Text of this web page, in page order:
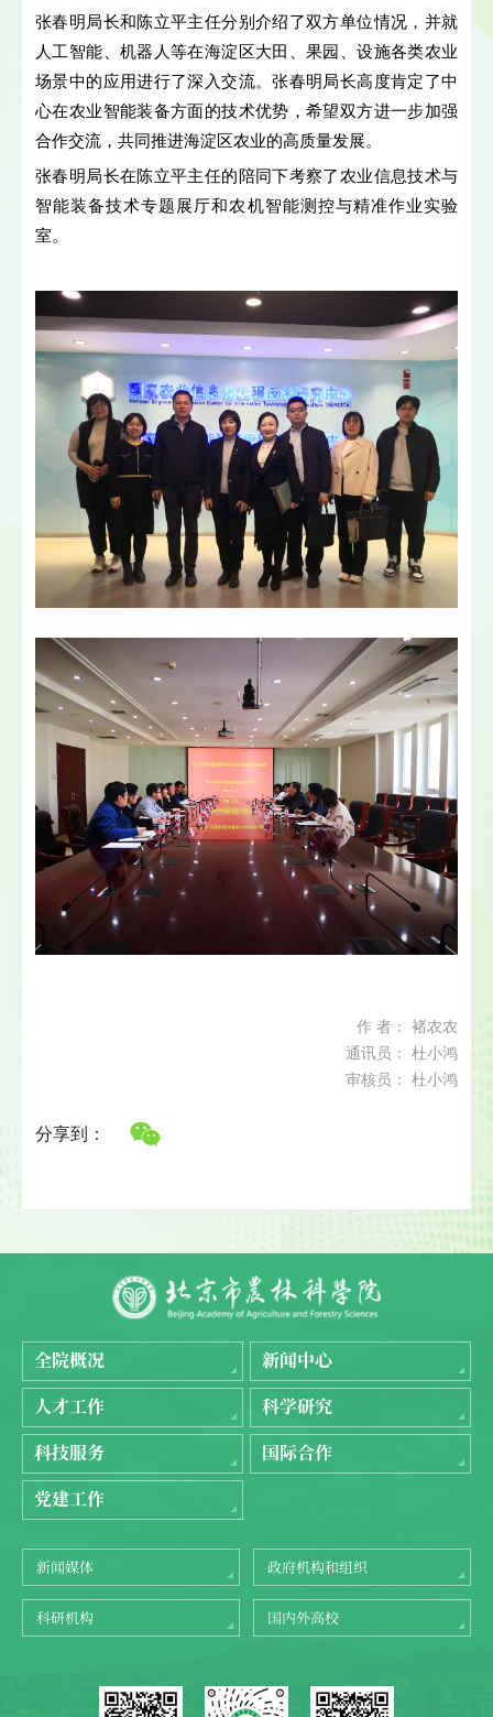
张春明局长和陈立平主任分别介绍了双方单位情况，并就
人工智能、机器人等在海淀区大田、果园、设施各类农业
场景中的应用进行了深入交流。张春明局长高度肯定了中
心在农业智能装备方面的技术优势，希望双方进一步加强
合作交流，共同推进海淀区农业的高质量发展。
张春明局长在陈立平主任的陪同下考察了农业信息技术与
智能装备技术专题展厅和农机智能测控与精准作业实验
室。
作 者： 褚农农
通讯员： 杜小鸿
审核员： 杜小鸿
分享到：
全院概况
新闻中心
人才工作
科学研究
科技服务
国际合作
党建工作
新闻媒体 政府机构和组织
科研机构 国内外高校